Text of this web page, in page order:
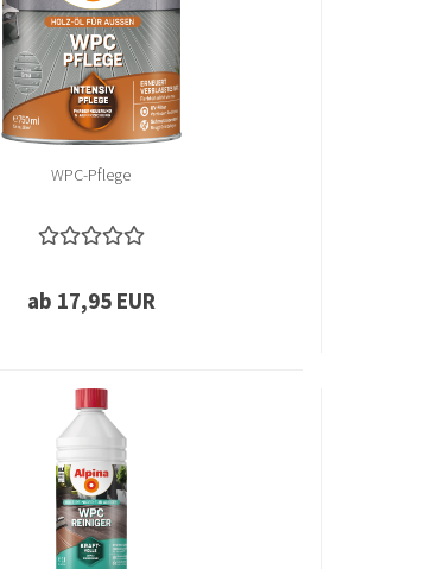
WPC-Pflege
ab 17,95 EUR